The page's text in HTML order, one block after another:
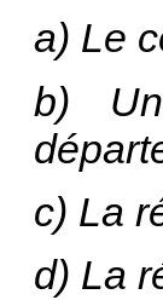
a) Le
b)
c) La
d) La